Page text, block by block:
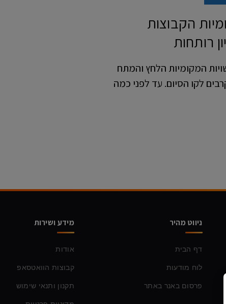
הקבוצות
רותחות
הבחירות לרשויות המקומיות הלחץ והמתח
לקו הסיום. עד לפני כמה
ניווט מהיר
דף הבית
לוח מודעות
פרסום באנר באתר
מידע ושירות
אודות
קבוצות הוואטסאפ
תקנון ותנאי שימוש